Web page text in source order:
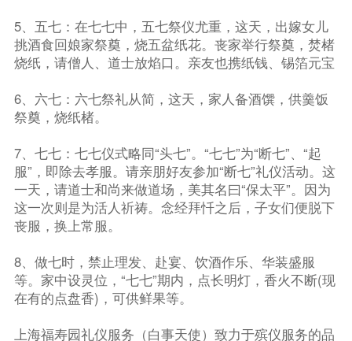
5、五七：在七七中，五七祭仪尤重，这天，出嫁女儿
挑酒食回娘家祭奠，烧五盆纸花。丧家举行祭奠，焚楮
烧纸，请僧人、道士放焰口。亲友也携纸钱、锡箔元宝
6、六七：六七祭礼从简，这天，家人备酒馔，供羹饭
祭奠，烧纸楮。
7、七七：七七仪式略同“头七”。“七七”为“断七”、“起
服”，即除去孝服。请亲朋好友参加“断七”礼仪活动。这
一天，请道士和尚来做道场，美其名曰“保太平”。因为
这一次则是为活人祈祷。念经拜忏之后，子女们便脱下
丧服，换上常服。
8、做七时，禁止理发、赴宴、饮酒作乐、华装盛服
等。家中设灵位，“七七”期内，点长明灯，香火不断(现
在有的点盘香)，可供鲜果等。
上海福寿园礼仪服务（白事天使）致力于殡仪服务的品